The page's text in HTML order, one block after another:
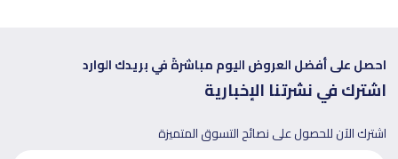
احصل على أفضل العروض اليوم مباشرةً في بريدك الوارد
اشترك في نشرتنا الإخبارية
اشترك الآن للحصول على نصائح التسوق المتميزة